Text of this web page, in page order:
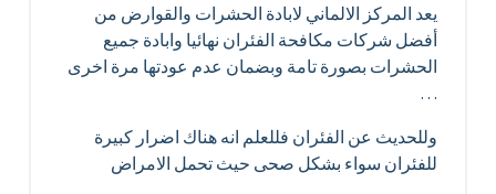
يعد المركز الالماني لابادة الحشرات والقوارض من
أفضل شركات مكافحة الفئران نهائيا وابادة جميع
الحشرات بصورة تامة وبضمان عدم عودتها مرة اخرى
…
وللحديث عن الفئران فللعلم انه هناك اضرار كبيرة
للفئران سواء بشكل صحى حيث تحمل الامراض